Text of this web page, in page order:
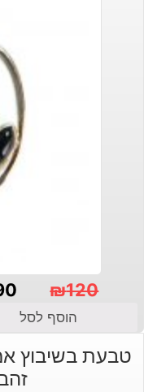
₪120
המקורי
היה:
הנוכחי
הוא:
הוסף לסל
טבעת בשיבוץ